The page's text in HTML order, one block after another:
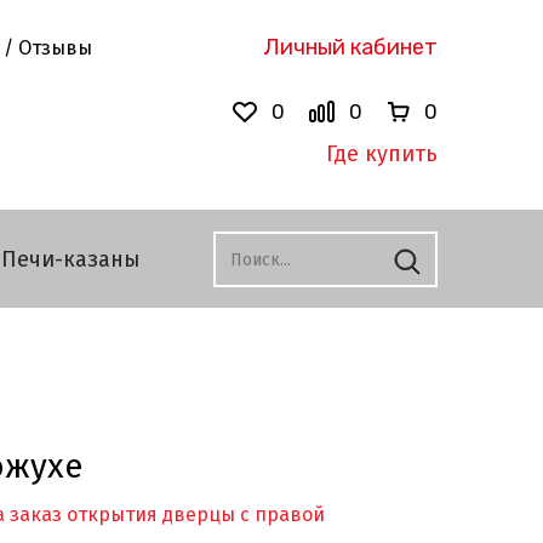
Отзывы Личный кабинет
0 0 0
Где купить
Печи-казаны
открытия дверцы с правой